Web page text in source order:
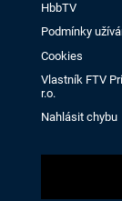
HbbTV
Podmínky
Cookies
Vlastník FTV
r.o.
Nahlásit chybu